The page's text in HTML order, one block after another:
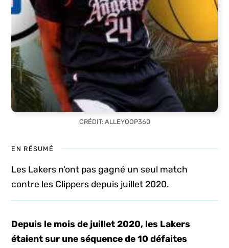
CRÉDIT: ALLEYOOP360
EN RÉSUMÉ
Les Lakers n'ont pas gagné un seul match
contre les Clippers depuis juillet 2020.
Depuis le mois de juillet 2020, les Lakers
étaient sur une séquence de 10 défaites